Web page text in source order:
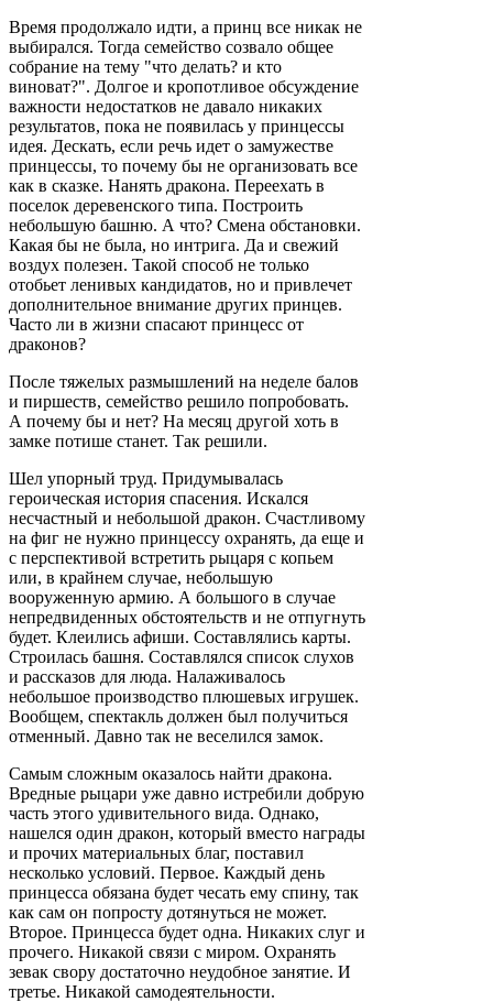
Время продолжало идти, а принц все никак не
выбирался. Тогда семейство созвало общее
собрание на тему "что делать? и кто
виноват?". Долгое и кропотливое обсуждение
важности недостатков не давало никаких
результатов, пока не появилась у принцессы
идея. Дескать, если речь идет о замужестве
принцессы, то почему бы не организовать все
как в сказке. Нанять дракона. Переехать в
поселок деревенского типа. Построить
небольшую башню. А что? Смена обстановки.
Какая бы не была, но интрига. Да и свежий
воздух полезен. Такой способ не только
отобьет ленивых кандидатов, но и привлечет
дополнительное внимание других принцев.
Часто ли в жизни спасают принцесс от
драконов?
После тяжелых размышлений на неделе балов
и пиршеств, семейство решило попробовать.
А почему бы и нет? На месяц другой хоть в
замке потише станет. Так решили.
Шел упорный труд. Придумывалась
героическая история спасения. Искался
несчастный и небольшой дракон. Счастливому
на фиг не нужно принцессу охранять, да еще и
с перспективой встретить рыцаря с копьем
или, в крайнем случае, небольшую
вооруженную армию. А большого в случае
непредвиденных обстоятельств и не отпугнуть
будет. Клеились афиши. Составлялись карты.
Строилась башня. Составлялся список слухов
и рассказов для люда. Налаживалось
небольшое производство плюшевых игрушек.
Вообщем, спектакль должен был получиться
отменный. Давно так не веселился замок.
Самым сложным оказалось найти дракона.
Вредные рыцари уже давно истребили добрую
часть этого удивительного вида. Однако,
нашелся один дракон, который вместо награды
и прочих материальных благ, поставил
несколько условий. Первое. Каждый день
принцесса обязана будет чесать ему спину, так
как сам он попросту дотянуться не может.
Второе. Принцесса будет одна. Никаких слуг и
прочего. Никакой связи с миром. Охранять
зевак свору достаточно неудобное занятие. И
третье. Никакой самодеятельности.